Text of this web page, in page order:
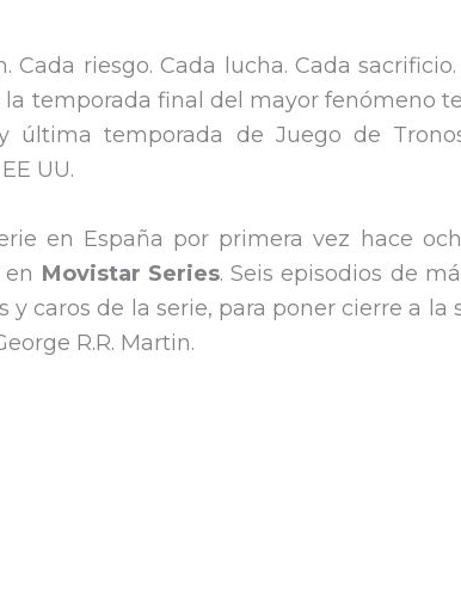
Cada riesgo. Cada lucha. Cada
la temporada final del mayor fenómeno
última temporada de Juego de
UU.
en España por primera vez hace
Movistar Series. Seis episodios de
y caros de la serie, para poner cierre a la
R.R. Martin.